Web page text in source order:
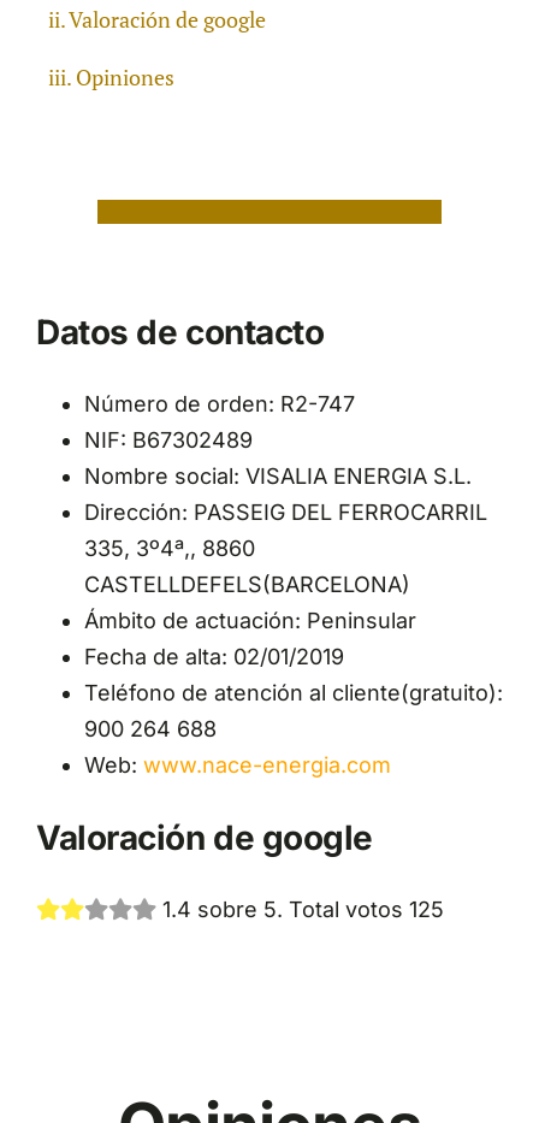
Valoración de google
Opiniones
Datos de contacto
Número de orden: R2-747
NIF: B67302489
Nombre social: VISALIA ENERGIA S.L.
Dirección: PASSEIG DEL FERROCARRIL
335, 3º4ª,, 8860
CASTELLDEFELS(BARCELONA)
Ámbito de actuación: Peninsular
Fecha de alta: 02/01/2019
Teléfono de atención al cliente(gratuito):
900 264 688
Web: www.nace-energia.com
Valoración de google
1.4 sobre 5. Total votos 125